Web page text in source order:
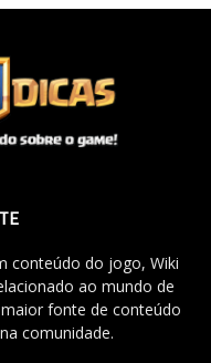
conteúdo do jogo, Wiki
ao mundo de
fonte de conteúdo
comunidade.